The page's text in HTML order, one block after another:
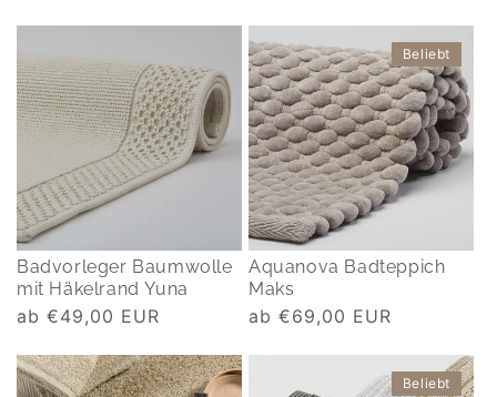
Badvorleger Baumwolle
mit Häkelrand Yuna
Normaler
ab €49,00 EUR
Aquanova Badteppich
Maks
Normaler
ab €69,00 EUR
Beliebt
Beliebt